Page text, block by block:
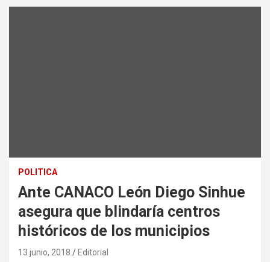
POLITICA
Ante CANACO León Diego Sinhue
asegura que blindaría centros
históricos de los municipios
13 junio, 2018 Editorial